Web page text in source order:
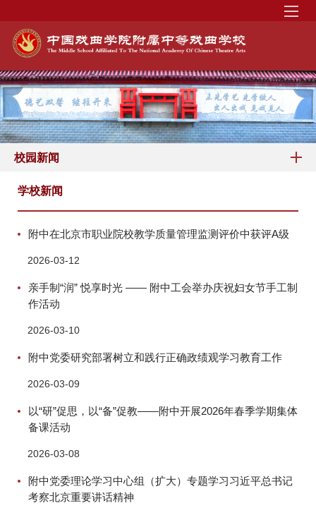
校园新闻
学校新闻
附中在北京市职业院校教学质量管理监测评价中获评A级
2026-03-12
亲手制“润” 悦享时光 —— 附中工会举办庆祝妇女节手工制
作活动
2026-03-10
附中党委研究部署树立和践行正确政绩观学习教育工作
2026-03-09
以“研”促思，以“备”促教——附中开展2026年春季学期集体
备课活动
2026-03-08
附中党委理论学习中心组（扩大）专题学习习近平总书记
考察北京重要讲话精神